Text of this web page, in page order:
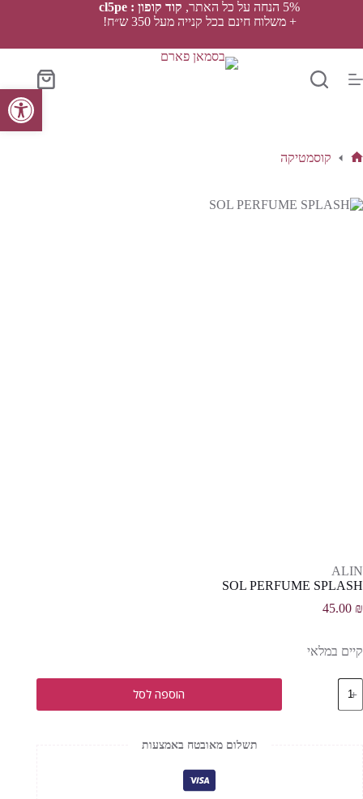
פתח סרגל נגישות
5% הנחה על כל האתר,
קוד קופון : cl5pe
+ משלוח חינם בכל קנייה מעל 350 ש״ח!
סל
הקניות
קוסמטיקה
ALIN
SOL PERFUME SPLASH
45.00 ₪
קיים במלאי
כמות
של
SOL
הוספה לסל
תשלום מאובטח באמצעות